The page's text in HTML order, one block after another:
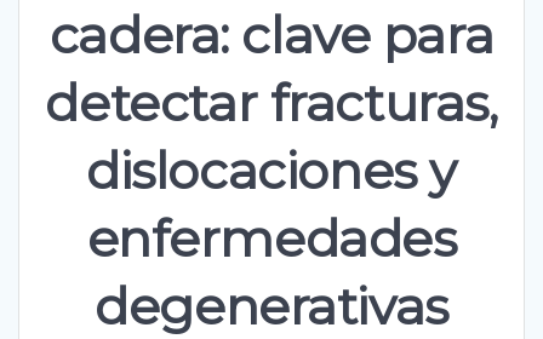
cadera: clave para
detectar fracturas,
dislocaciones y
enfermedades
degenerativas